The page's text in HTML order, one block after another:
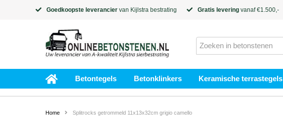
Goedkoopste leverancier van Kijlstra bestrating Gratis levering vanaf €1.500,-
Betontegels Betonklinkers Keramische terrastegels
Home Splitrocks getrommeld 11x13x32cm grigio camello